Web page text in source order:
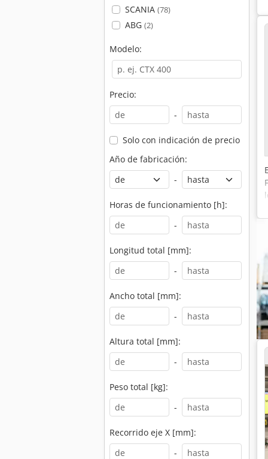
SCANIA (78)
ABG (2)
Modelo:
Precio:
-
Solo con indicación de precio
Año de fabricación:
-
Horas de funcionamiento [h]:
-
Longitud total [mm]:
-
Ancho total [mm]:
-
Altura total [mm]:
-
Peso total [kg]:
-
Recorrido eje X [mm]:
-